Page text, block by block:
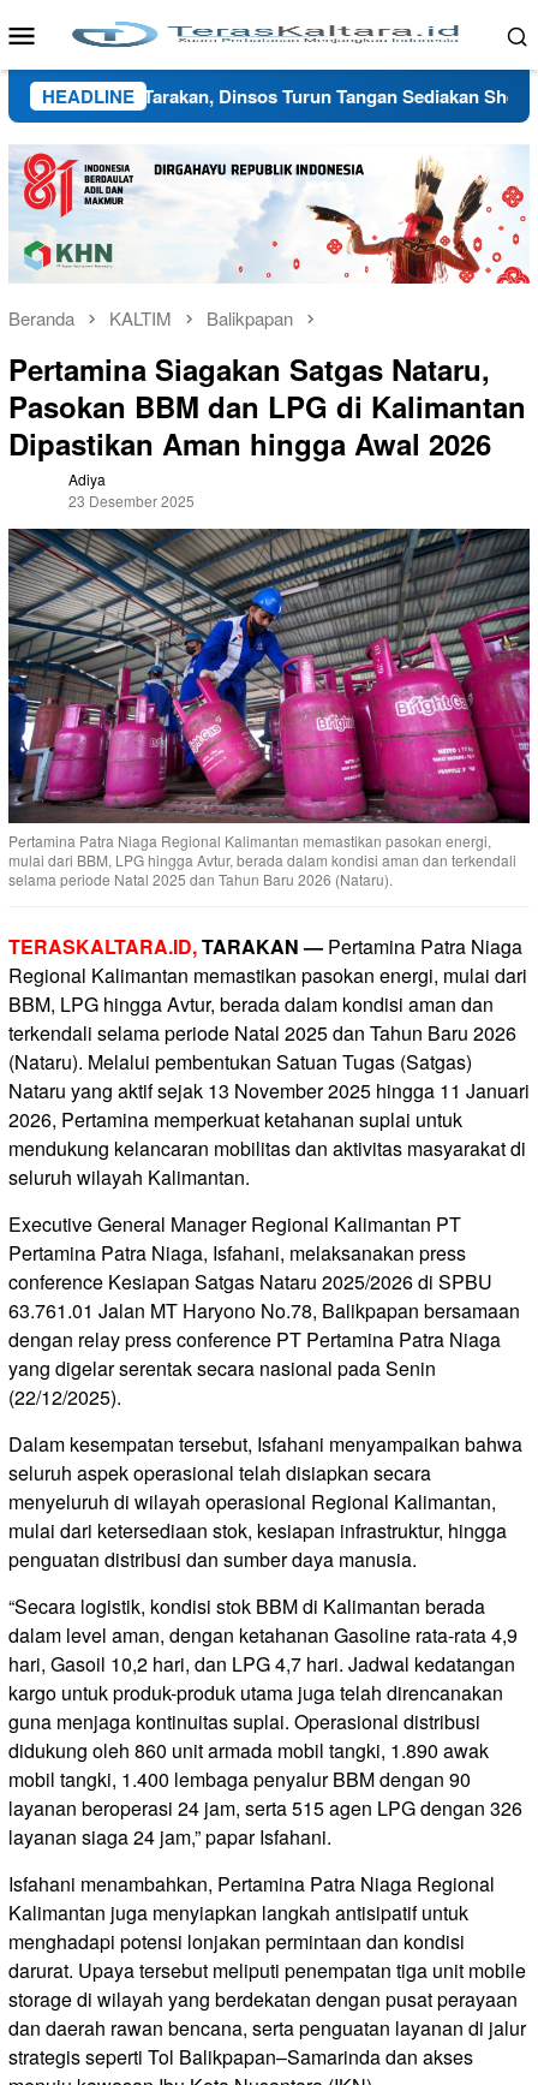
ke
Menu
Mobile
HEADLINE
Tarakan, Dinsos Turun Tangan Sediakan Shelter Sementara
Beranda KALTIM Balikpapan
Pertamina Siagakan Satgas Nataru,
Pasokan BBM dan LPG di Kalimantan
Dipastikan Aman hingga Awal 2026
Adiya
23 Desember 2025
Pertamina Patra Niaga Regional Kalimantan memastikan pasokan energi,
mulai dari BBM, LPG hingga Avtur, berada dalam kondisi aman dan terkendali
selama periode Natal 2025 dan Tahun Baru 2026 (Nataru).
TERASKALTARA.ID,TARAKAN — Pertamina Patra Niaga
Regional Kalimantan memastikan pasokan energi, mulai dari
BBM, LPG hingga Avtur, berada dalam kondisi aman dan
terkendali selama periode Natal 2025 dan Tahun Baru 2026
(Nataru). Melalui pembentukan Satuan Tugas (Satgas)
Nataru yang aktif sejak 13 November 2025 hingga 11 Januari
2026, Pertamina memperkuat ketahanan suplai untuk
mendukung kelancaran mobilitas dan aktivitas masyarakat di
seluruh wilayah Kalimantan.
Executive General Manager Regional Kalimantan PT
Pertamina Patra Niaga, Isfahani, melaksanakan press
conference Kesiapan Satgas Nataru 2025/2026 di SPBU
63.761.01 Jalan MT Haryono No.78, Balikpapan bersamaan
dengan relay press conference PT Pertamina Patra Niaga
yang digelar serentak secara nasional pada Senin
(22/12/2025).
Dalam kesempatan tersebut, Isfahani menyampaikan bahwa
seluruh aspek operasional telah disiapkan secara
menyeluruh di wilayah operasional Regional Kalimantan,
mulai dari ketersediaan stok, kesiapan infrastruktur, hingga
penguatan distribusi dan sumber daya manusia.
“Secara logistik, kondisi stok BBM di Kalimantan berada
dalam level aman, dengan ketahanan Gasoline rata-rata 4,9
hari, Gasoil 10,2 hari, dan LPG 4,7 hari. Jadwal kedatangan
kargo untuk produk-produk utama juga telah direncanakan
guna menjaga kontinuitas suplai. Operasional distribusi
didukung oleh 860 unit armada mobil tangki, 1.890 awak
mobil tangki, 1.400 lembaga penyalur BBM dengan 90
layanan beroperasi 24 jam, serta 515 agen LPG dengan 326
layanan siaga 24 jam,” papar Isfahani.
Isfahani menambahkan, Pertamina Patra Niaga Regional
Kalimantan juga menyiapkan langkah antisipatif untuk
menghadapi potensi lonjakan permintaan dan kondisi
darurat. Upaya tersebut meliputi penempatan tiga unit mobile
storage di wilayah yang berdekatan dengan pusat perayaan
dan daerah rawan bencana, serta penguatan layanan di jalur
strategis seperti Tol Balikpapan–Samarinda dan akses